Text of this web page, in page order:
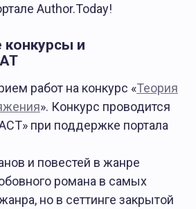
Author.Today!
и
работ на конкурс «Теория
». Конкурс проводится
при поддержке портала
и повестей в жанре
романа в самых
но в сеттинге закрытой